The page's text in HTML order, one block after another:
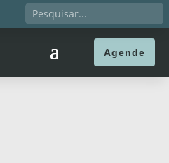
Agende